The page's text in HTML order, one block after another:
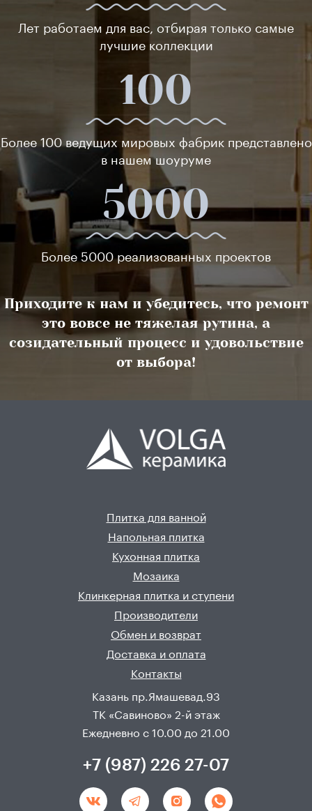
Лет работаем для вас, отбирая только самые
лучшие коллекции
100
Более 100 ведущих мировых фабрик представлено
в нашем шоуруме
5000
Более 5000 реализованных проектов
Приходите к нам и убедитесь, что ремонт
это вовсе не тяжелая рутина, а
созидательный процесс и удовольствие
от выбора!
Плитка для ванной
Напольная плитка
Кухонная плитка
Мозаика
Клинкерная плитка и ступени
Производители
Обмен и возврат
Доставка и оплата
Контакты
Казань пр.Ямашевад.93
ТК «Савиново» 2-й этаж
Ежедневно с 10.00 до 21.00
+7 (987) 226 27-07